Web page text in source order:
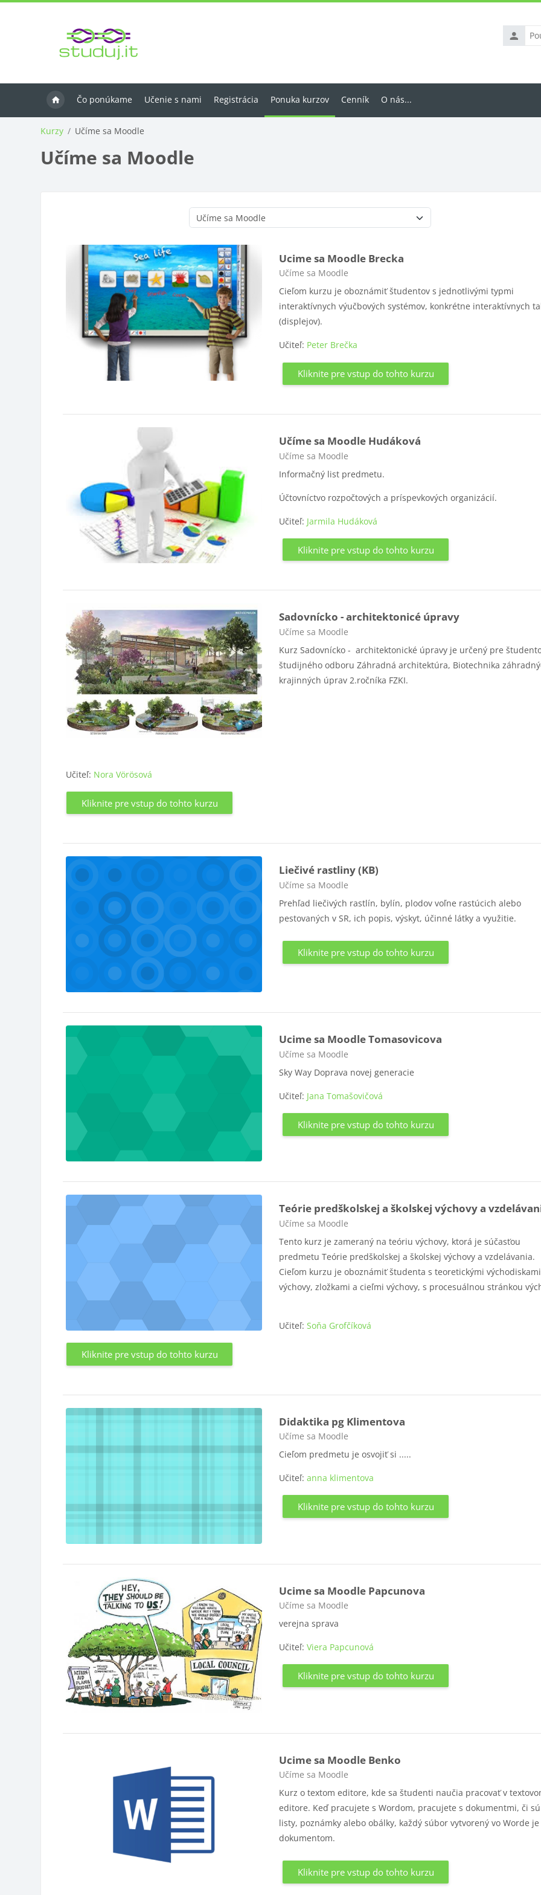
meno
Čo ponúkame Učenie s nami Registrácia Ponuka kurzov Cenník O nás...
Kurzy Učíme sa Moodle
Učíme sa Moodle
Ucime sa Moodle Brecka
Kategória kurzu
Učíme sa Moodle
Cieľom kurzu je oboznámiť študentov s jednotlivými typmi
interaktívnych výučbových systémov, konkrétne interaktívnych
(displejov).
Učiteľ: Peter Brečka
Kliknite pre vstup do tohto kurzu
Učíme sa Moodle Hudáková
Kategória kurzu
Učíme sa Moodle
Informačný list predmetu.
Účtovníctvo rozpočtových a príspevkových organizácií.
Učiteľ: Jarmila Hudáková
Kliknite pre vstup do tohto kurzu
Sadovnícko - architektonicé úpravy
Kategória kurzu
Učíme sa Moodle
Kurz Sadovnícko - architektonické úpravy je určený pre
študijného odboru Záhradná architektúra, Biotechnika
krajinných úprav 2.ročníka FZKI.
Učiteľ: Nora Vörösová
Kliknite pre vstup do tohto kurzu
Liečivé rastliny (KB)
Kategória kurzu
Učíme sa Moodle
Prehľad liečivých rastlín, bylín, plodov voľne rastúcich alebo
pestovaných v SR, ich popis, výskyt, účinné látky a využitie.
Kliknite pre vstup do tohto kurzu
Ucime sa Moodle Tomasovicova
Kategória kurzu
Učíme sa Moodle
Sky Way Doprava novej generacie
Učiteľ: Jana Tomašovičová
Kliknite pre vstup do tohto kurzu
Teórie predškolskej a školskej výchovy a
Kategória kurzu
Učíme sa Moodle
Tento kurz je zameraný na teóriu výchovy, ktorá je súčasťou
predmetu Teórie predškolskej a školskej výchovy a vzdelávania.
Cieľom kurzu je oboznámiť študenta s teoretickými východiskami
výchovy, zložkami a cieľmi výchovy, s procesuálnou stránkou
Učiteľ:Soňa Grofčíková
Kliknite pre vstup do tohto kurzu
Didaktika pg Klimentova
Kategória kurzu
Učíme sa Moodle
Cieľom predmetu je osvojiť si .....
Učiteľ:anna klimentova
Kliknite pre vstup do tohto kurzu
Ucime sa Moodle Papcunova
Kategória kurzu
Učíme sa Moodle
verejna sprava
Učiteľ:Viera Papcunová
Kliknite pre vstup do tohto kurzu
Ucime sa Moodle Benko
Kategória kurzu
Učíme sa Moodle
Kurz o textom editore, kde sa študenti naučia pracovať v
editore. Keď pracujete s Wordom, pracujete s dokumentmi, či
listy, poznámky alebo obálky, každý súbor vytvorený vo Worde je
dokumentom.
Kliknite pre vstup do tohto kurzu